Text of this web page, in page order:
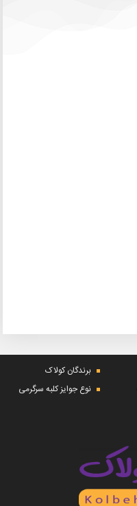
برندگان کولاک
نوع جوایز کلبه سرگرمی